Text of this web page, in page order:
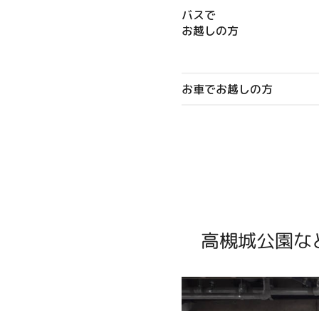
バスで
お越しの方
お車でお越しの方
高槻城公園